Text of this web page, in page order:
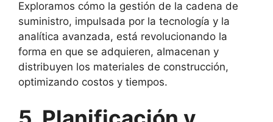
Exploramos cómo la gestión de la cadena de
suministro, impulsada por la tecnología y la
analítica avanzada, está revolucionando la
forma en que se adquieren, almacenan y
distribuyen los materiales de construcción,
optimizando costos y tiempos.